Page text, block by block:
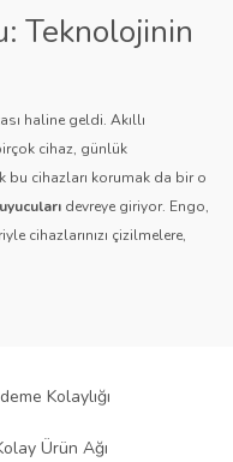
Teknolojinin
haline geldi. Akıllı
cihaz, günlük
bu cihazları korumak da bir o
devreye giriyor. Engo,
cihazlarınızı çizilmelere,
tecrübesi ve teknolojiye
Kullanıcı dostu tasarımı
Kolaylığı
Ürün Ağı